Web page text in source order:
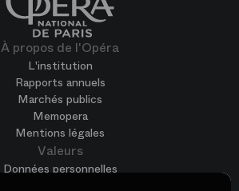
À propos de l'Opéra
L'institution
Rapports annuels
Marchés publics
Memopera
Mentions légales
Valeurs
Données personnelles